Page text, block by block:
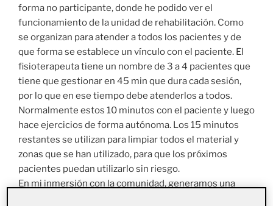
forma no participante, donde he podido ver el
funcionamiento de la unidad de rehabilitación. Como
se organizan para atender a todos los pacientes y de
que forma se establece un vínculo con el paciente. El
fisioterapeuta tiene un nombre de 3 a 4 pacientes que
tiene que gestionar en 45 min que dura cada sesión,
por lo que en ese tiempo debe atenderlos a todos.
Normalmente estos 10 minutos con el paciente y luego
hace ejercicios de forma autónoma. Los 15 minutos
restantes se utilizan para limpiar todos el material y
zonas que se han utilizado, para que los próximos
pacientes puedan utilizarlo sin riesgo.
En mi inmersión con la comunidad, generamos una